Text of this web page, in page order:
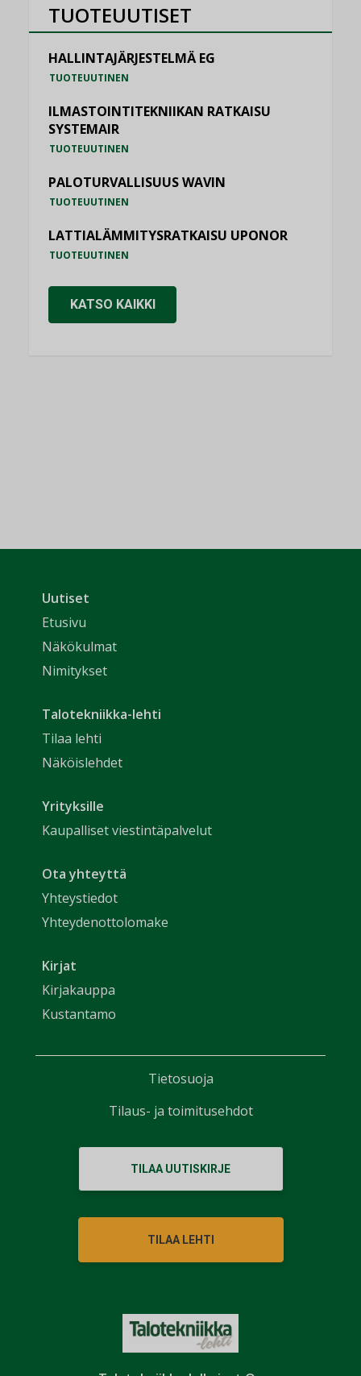
TUOTEUUTISET
HALLINTAJÄRJESTELMÄ EG
TUOTEUUTINEN
ILMASTOINTITEKNIIKAN RATKAISU
SYSTEMAIR
TUOTEUUTINEN
PALOTURVALLISUUS WAVIN
TUOTEUUTINEN
LATTIALÄMMITYSRATKAISU UPONOR
TUOTEUUTINEN
KATSO KAIKKI
Uutiset
Etusivu
Näkökulmat
Nimitykset
Talotekniikka-lehti
Tilaa lehti
Näköislehdet
Yrityksille
Kaupalliset viestintäpalvelut
Ota yhteyttä
Yhteystiedot
Yhteydenottolomake
Kirjat
Kirjakauppa
Kustantamo
TILAA UUTISKIRJE
TILAA LEHTI
Tietosuoja
Tilaus- ja toimitusehdot